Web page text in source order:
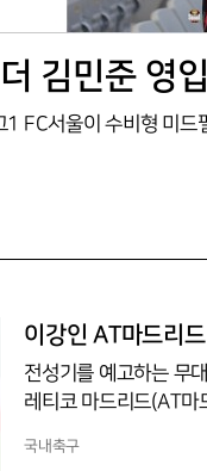
김민준 영
이강인 AT마드리
전성기를 예고하는 무
레티코 마드리드(AT마
는 사실상 이강인을
국내축구